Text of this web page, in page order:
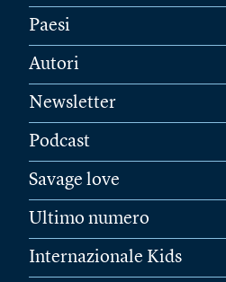
Paesi
Autori
Newsletter
Podcast
Savage love
Ultimo numero
Internazionale Kids